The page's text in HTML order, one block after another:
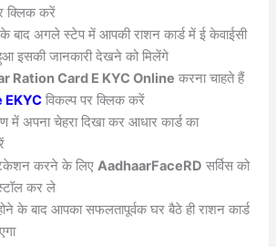
क्लिक करें
बाद अगले स्टेप में आपकी राशन कार्ड में ई केवाईसी
इसकी जानकारी देखने को मिलेंगे
Ration Card E KYC Online करना चाहते हैं
EKYC विकल्प पर क्लिक करें
अपना चेहरा दिखा कर आधार कार्ड का
करने के लिएAadhaarFaceRD सर्विस को
कर ले
के बाद आपका सफलतापूर्वक घर बैठे ही राशन कार्ड